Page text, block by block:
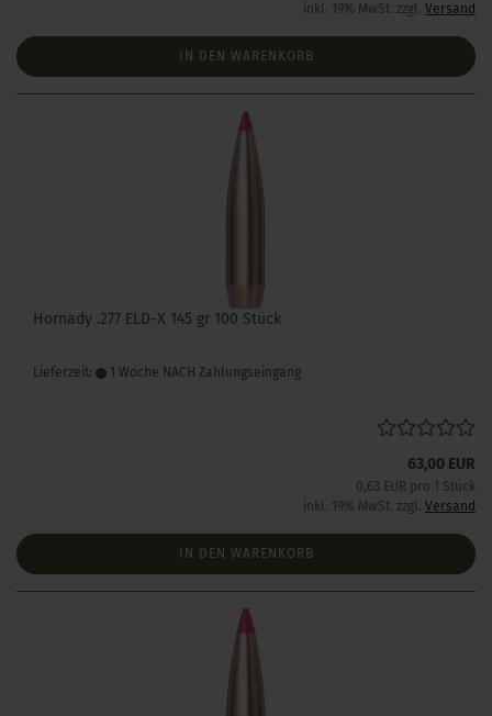
inkl. 19% MwSt. zzgl. Versand
IN DEN WARENKORB
Hornady .277 ELD-X 145 gr 100 Stück
Lieferzeit: 1 Woche NACH Zahlungseingang
63,00 EUR
0,63 EUR pro 1 Stück
inkl. 19% MwSt. zzgl. Versand
IN DEN WARENKORB